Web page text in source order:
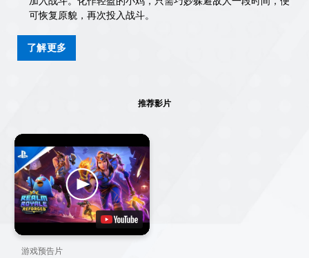
可恢复原貌，再次投入战斗。
了解更多
推荐影片
游戏预告片